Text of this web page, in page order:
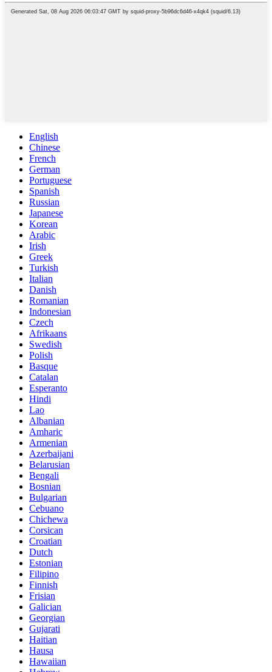
English
Chinese
French
German
Portuguese
Spanish
Russian
Japanese
Korean
Arabic
Irish
Greek
Turkish
Italian
Danish
Romanian
Indonesian
Czech
Afrikaans
Swedish
Polish
Basque
Catalan
Esperanto
Hindi
Lao
Albanian
Amharic
Armenian
Azerbaijani
Belarusian
Bengali
Bosnian
Bulgarian
Cebuano
Chichewa
Corsican
Croatian
Dutch
Estonian
Filipino
Finnish
Frisian
Galician
Georgian
Gujarati
Haitian
Hausa
Hawaiian